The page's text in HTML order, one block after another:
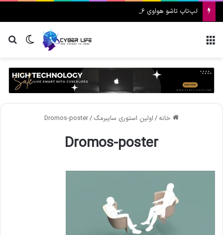
لپ‌تاپ تاشو هواوی MateBook Fold 2026 معرفی شد
تغییر
خانه / اولین استوری سایبرمگ /
Dromos-poster
Dromos-poster